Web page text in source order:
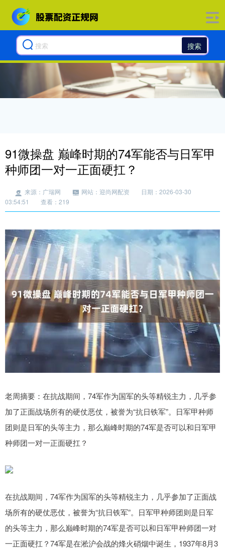
搜索
91微操盘 巅峰时期的74军能否与日军甲
种师团一对一正面硬扛？
来源：广瑞网 网站：迎尚网配资
日期：2026-03-30
03:54:51
查看：219
老周摘要：在抗战期间，74军作为国军的头等精锐主力，几乎参
加了正面战场所有的硬仗恶仗，被誉为“抗日铁军”。日军甲种师
团则是日军的头等主力，那么巅峰时期的74军是否可以和日军甲
种师团一对一正面硬扛？
在抗战期间，74军作为国军的头等精锐主力，几乎参加了正面战
场所有的硬仗恶仗，被誉为“抗日铁军”。日军甲种师团则是日军
的头等主力，那么巅峰时期的74军是否可以和日军甲种师团一对
一正面硬扛？74军是在淞沪会战的烽火硝烟中诞生，1937年8月3